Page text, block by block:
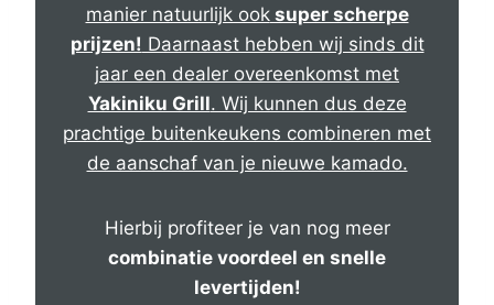
manier natuurlijk ooksuper scherpe
prijzen! Daarnaast hebben wij sinds dit
jaar een dealer overeenkomst met
Yakiniku Grill. Wij kunnen dus deze
prachtige buitenkeukens combineren met
de aanschaf van je nieuwe kamado.
Hierbij profiteer je van nog meer
combinatie voordeel en snelle
levertijden!